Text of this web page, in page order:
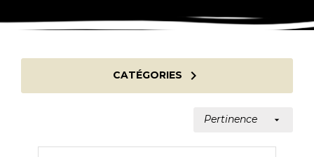
CATÉGORIES 
Pertinence 